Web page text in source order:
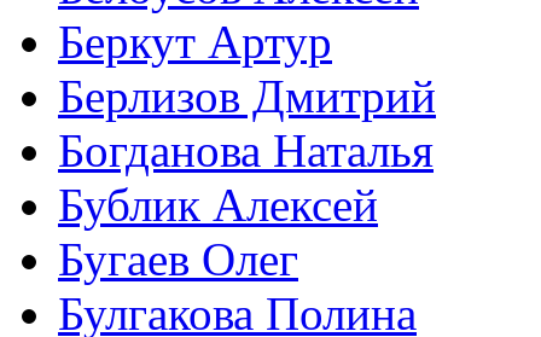
Беркут Артур
Берлизов Дмитрий
Богданова Наталья
Бублик Алексей
Бугаев Олег
Булгакова Полина